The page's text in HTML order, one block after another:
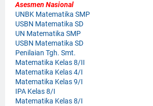
Asesmen Nasional
UNBK Matematika SMP
USBN Matematika SD
UN Matematika SMP
USBN Matematika SD
Penilaian Tgh. Smt.
Matematika Kelas 8/II
Matematika Kelas 4/I
Matematika Kelas 9/I
IPA Kelas 8/I
Matematika Kelas 8/I